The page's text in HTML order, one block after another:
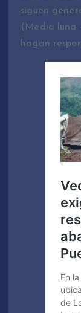
siguen
(Media luna
hagan